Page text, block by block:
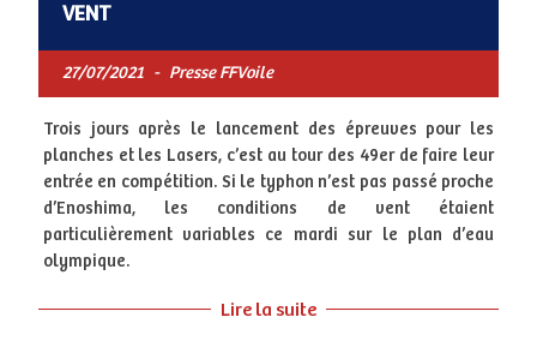
VENT
27/07/2021 - Presse FFVoile
Trois jours après le lancement des épreuves pour les
planches et les Lasers, c’est au tour des 49er de faire leur
entrée en compétition. Si le typhon n’est pas passé proche
d’Enoshima, les conditions de vent étaient
particulièrement variables ce mardi sur le plan d’eau
olympique.
Lire la suite